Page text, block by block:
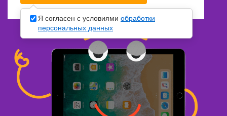
Я согласен с условиями обработки
персональных данных